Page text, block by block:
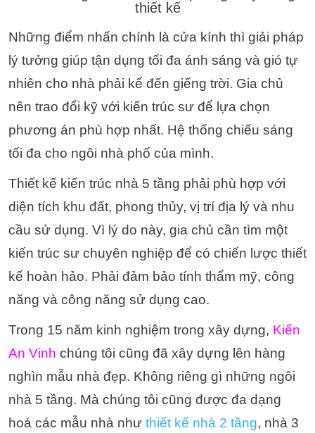
thiết kế
Những điểm nhấn chính là cửa kính thì giải pháp
lý tưởng giúp tận dụng tối đa ánh sáng và gió tự
nhiên cho nhà phải kể đến giếng trời. Gia chủ
nên trao đổi kỹ với kiến ​​trúc sư để lựa chọn
phương án phù hợp nhất. Hệ thống chiếu sáng
tối đa cho ngôi nhà phố của mình.
Thiết kế kiến ​​trúc nhà 5 tầng phải phù hợp với
diện tích khu đất, phong thủy, vị trí địa lý và nhu
cầu sử dụng. Vì lý do này, gia chủ cần tìm một
kiến ​​trúc sư chuyên nghiệp để có chiến lược thiết
kế hoàn hảo. Phải đảm bảo tính thẩm mỹ, công
năng và công năng sử dụng cao.
Trong 15 năm kinh nghiệm trong xây dựng, Kiến
An Vinh chúng tôi cũng đã xây dựng lên hàng
nghìn mẫu nhà đẹp. Không riêng gì những ngôi
nhà 5 tầng. Mà chúng tôi cũng được đa dạng
hoá các mẫu nhà như thiết kế nhà 2 tầng, nhà 3